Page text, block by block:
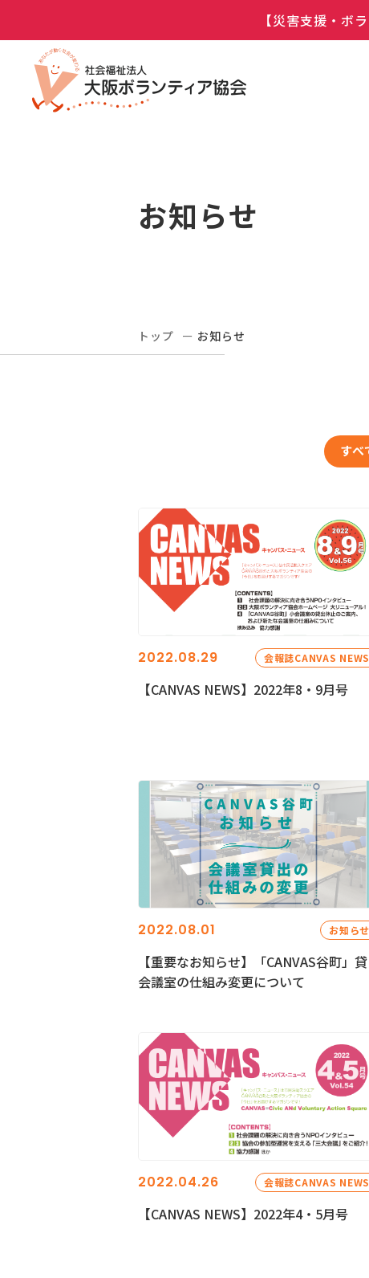
【災害支援・ボ
お知らせ
トップ お知らせ
すべ
2022.08.29 会報誌CANVAS NEWS
【CANVAS NEWS】2022年8・9月号
2022.08.01 お知らせ
【重要なお知らせ】「CANVAS谷町」貸
会議室の仕組み変更について
2022.04.26 会報誌CANVAS NEWS
【CANVAS NEWS】2022年4・5月号